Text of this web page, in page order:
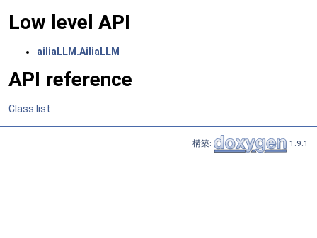
Low level API
ailiaLLM.AiliaLLM
API reference
Class list
構築: 1.9.1